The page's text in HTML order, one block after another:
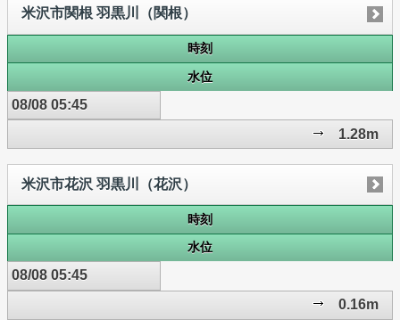
米沢市関根 羽黒川（関根）
時刻
水位
08/08 05:45
1.28m
米沢市花沢 羽黒川（花沢）
時刻
水位
08/08 05:45
0.16m